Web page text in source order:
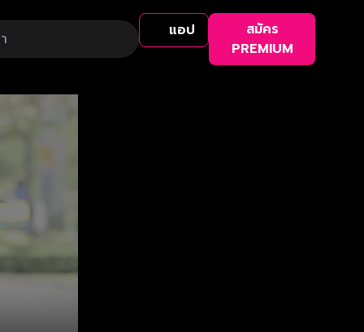
แอป
สมัคร
PREMIUM